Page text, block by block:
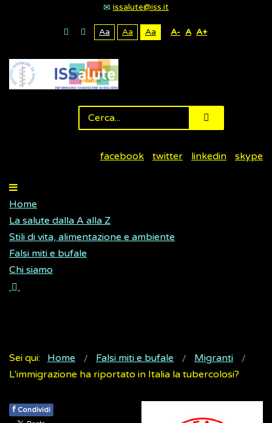
issalute@iss.it
Aa Aa Aa A- A A+
facebook twitter linkedin skype
Home
La salute dalla A alla Z
Stili di vita, alimentazione e ambiente
Falsi miti e bufale
Chi siamo
Sei qui: Home Falsi miti e bufale
Migranti
L'immigrazione ha riportato in Italia la tubercolosi?
f Condividi